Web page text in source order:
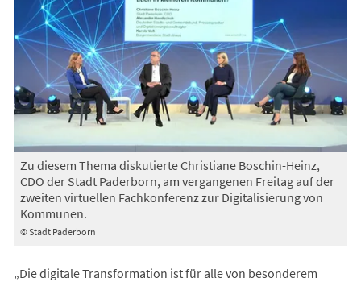
© Stadt Paderborn
Zu diesem Thema diskutierte Christiane Boschin-Heinz,
CDO der Stadt Paderborn, am vergangenen Freitag auf der
zweiten virtuellen Fachkonferenz zur Digitalisierung von
Kommunen.
„Die digitale Transformation ist für alle von besonderem